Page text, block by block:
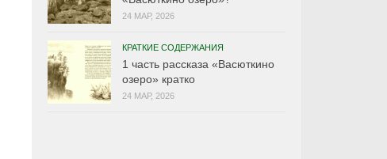
24 МАР, 2026
КРАТКИЕ СОДЕРЖАНИЯ
1 часть рассказа «Васюткино
озеро» кратко
24 МАР, 2026